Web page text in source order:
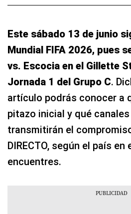
Este sábado 13 de junio
Mundial FIFA 2026, pues
vs. Escocia en el Gillette
Jornada 1 del Grupo C.
artículo podrás conocer a
pitazo inicial y qué
transmitirán el
DIRECTO, según el país en
encuentres.